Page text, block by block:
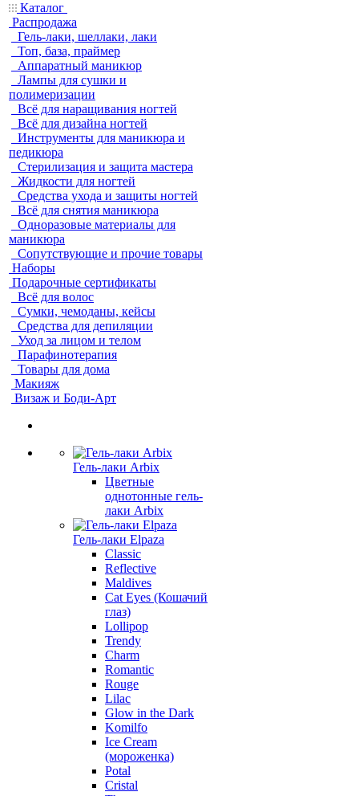
Каталог
Распродажа
Гель-лаки, шеллаки, лаки
Топ, база, праймер
Аппаратный маникюр
Лампы для сушки и
полимеризации
Всё для наращивания ногтей
Всё для дизайна ногтей
Инструменты для маникюра и
педикюра
Стерилизация и защита мастера
Жидкости для ногтей
Средства ухода и защиты ногтей
Всё для снятия маникюра
Одноразовые материалы для
маникюра
Сопутствующие и прочие товары
Наборы
Подарочные сертификаты
Всё для волос
Сумки, чемоданы, кейсы
Средства для депиляции
Уход за лицом и телом
Парафинотерапия
Товары для дома
Макияж
Визаж и Боди-Арт
Гель-лаки Arbix
Цветные
однотонные гель-
лаки Arbix
Гель-лаки Elpaza
Classic
Reflective
Maldives
Cat Eyes (Кошачий
глаз)
Lollipop
Trendy
Charm
Romantic
Rouge
Lilac
Glow in the Dark
Komilfo
Ice Cream
(мороженка)
Potal
Cristal